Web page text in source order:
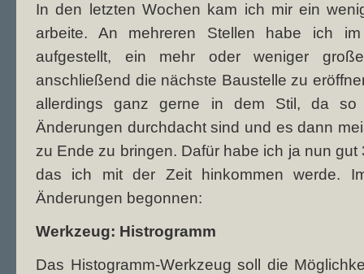
In den letzten Wochen kam ich mir ein
arbeite. An mehreren Stellen habe ich im
aufgestellt, ein mehr oder weniger
anschließend die nächste Baustelle zu
allerdings ganz gerne in dem Stil, da so
Änderungen durchdacht sind und es dann
zu Ende zu bringen. Dafür habe ich ja nun
das ich mit der Zeit hinkommen werde.
Änderungen begonnen:
Werkzeug: Histrogramm
Das Histogramm-Werkzeug soll die